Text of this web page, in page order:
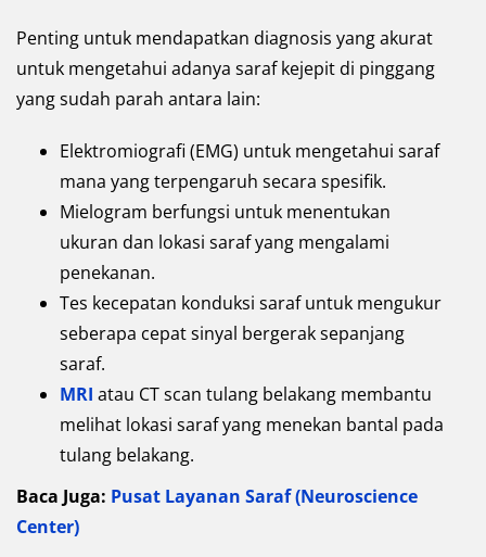
Penting untuk mendapatkan diagnosis yang akurat
untuk mengetahui adanya saraf kejepit di pinggang
yang sudah parah antara lain:
Elektromiografi (EMG) untuk mengetahui saraf
mana yang terpengaruh secara spesifik.
Mielogram berfungsi untuk menentukan
ukuran dan lokasi saraf yang mengalami
penekanan.
Tes kecepatan konduksi saraf untuk mengukur
seberapa cepat sinyal bergerak sepanjang
saraf.
MRI atau CT scan tulang belakang membantu
melihat lokasi saraf yang menekan bantal pada
tulang belakang.
Baca Juga: Pusat Layanan Saraf (Neuroscience
Center)